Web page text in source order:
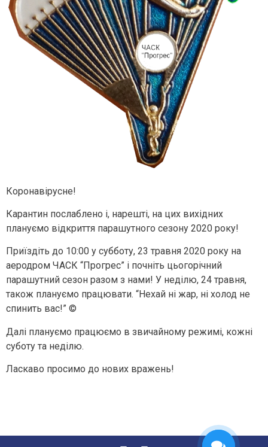
Коронавірусне!
Карантин послаблено і, нарешті, на цих вихідних
плануємо відкриття парашутного сезону 2020 року!
Приїздіть до 10:00 у субботу, 23 травня 2020 року на
аеродром ЧАСК “Прогрес” і почніть цьогорічний
парашутний сезон разом з нами! У неділю, 24 травня,
також плануємо працювати. “Нехай ні жар, ні холод не
спинить вас!” ©
Далі плануємо працюємо в звичайному режимі, кожні
суботу та неділю.
Ласкаво просимо до нових вражень!